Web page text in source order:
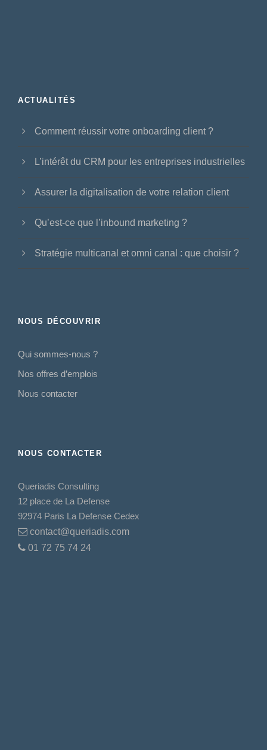
ACTUALITÉS
Comment réussir votre onboarding client ?
L’intérêt du CRM pour les entreprises industrielles
Assurer la digitalisation de votre relation client
Qu’est-ce que l’inbound marketing ?
Stratégie multicanal et omni canal : que choisir ?
NOUS DÉCOUVRIR
Qui sommes-nous ?
Nos offres d’emplois
Nous contacter
NOUS CONTACTER
Queriadis Consulting
12 place de La Defense
92974 Paris La Defense Cedex
contact@queriadis.com
01 72 75 74 24